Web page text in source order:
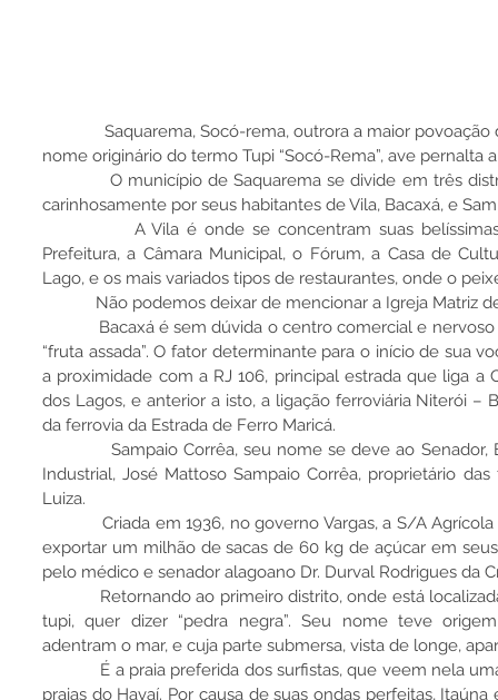
nome originário do termo Tupi “Socó-Rema”, ave pernalta
            O município de Saquarema se divide em três distritos: Saquarema sede, chamada
carinhosamente por seus habitantes de Vila, Bacaxá, e
Prefeitura, a Câmara Municipal, o Fórum, a Casa de
Lago, e os mais variados tipos de restaurantes, onde o
Não podemos deixar de mencionar a Igreja
“fruta assada”. O fator determinante para o início de sua
a proximidade com a RJ 106, principal estrada que liga a
dos Lagos, e anterior a isto, a ligação ferroviária Niterói –
da ferrovia da Estrada de Ferro Maricá.
Industrial, José Mattoso Sampaio Corrêa, proprietário
Luiza.
exportar um milhão de sacas de 60 kg de açúcar em
pelo médico e senador alagoano Dr. Durval Rodrigues da
tupi, quer dizer “pedra negra”. Seu nome teve
adentram o mar, e cuja parte submersa, vista de longe,
praias do Havaí. Por causa de suas ondas perfeitas,